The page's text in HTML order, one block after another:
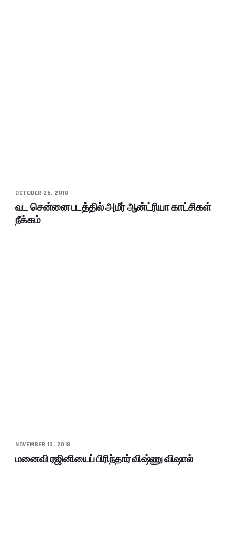
OCTOBER 26, 2018
வட சென்னை படத்தில் அமீர் ஆன்ட்ரியா காட்சிகள்
நீக்கம்
NOVEMBER 13, 2018
மனைவி ரஜினியைப் பிரிந்தார் விஷ்ணு விஷால்